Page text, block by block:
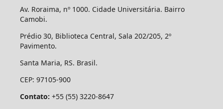
Av. Roraima, nº 1000. Cidade Universitária. Bairro
Camobi.
Prédio 30, Biblioteca Central, Sala 202/205, 2º
Pavimento.
Santa Maria, RS. Brasil.
CEP: 97105-900
Contato: +55 (55) 3220-8647